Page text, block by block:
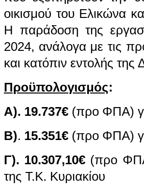
οικισμού του Ελικώνα
Η παράδοση της
2024, ανάλογα με τις
και κατόπιν εντολής
Προϋπολογισμός:
Α). 19.737€ (προ ΦΠΑ)
Β). 15.351€ (προ ΦΠΑ)
Γ). 10.307,10€ (προ
της Τ.Κ. Κυριακίου